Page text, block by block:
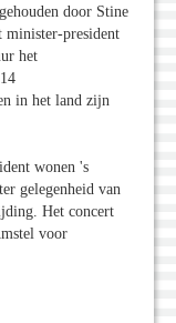
door Stine
minister-president
het
in het land zijn
wonen 's
gelegenheid van
Het concert
voor